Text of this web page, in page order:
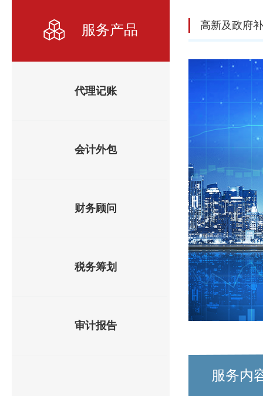
服务产品
代理记账
会计外包
财务顾问
税务筹划
审计报告
高新及政府
服务内